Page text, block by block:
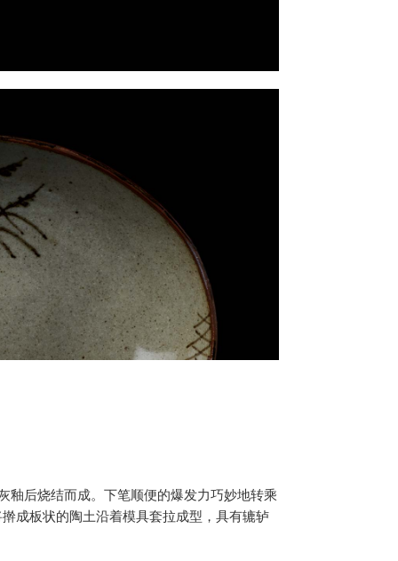
釉后烧结而成。下笔顺便的爆发力巧妙地转乘
成板状的陶土沿着模具套拉成型，具有辘轳